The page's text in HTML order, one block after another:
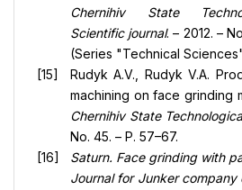
Chernihiv State
Scientific journal. – 2012. –
(Series "Technical
Rudyk A.V., Rudyk V.A.
machining on face grinding
Chernihiv State
No. 45. – P. 57–67.
Saturn. Face grinding with
Journal for Junker company